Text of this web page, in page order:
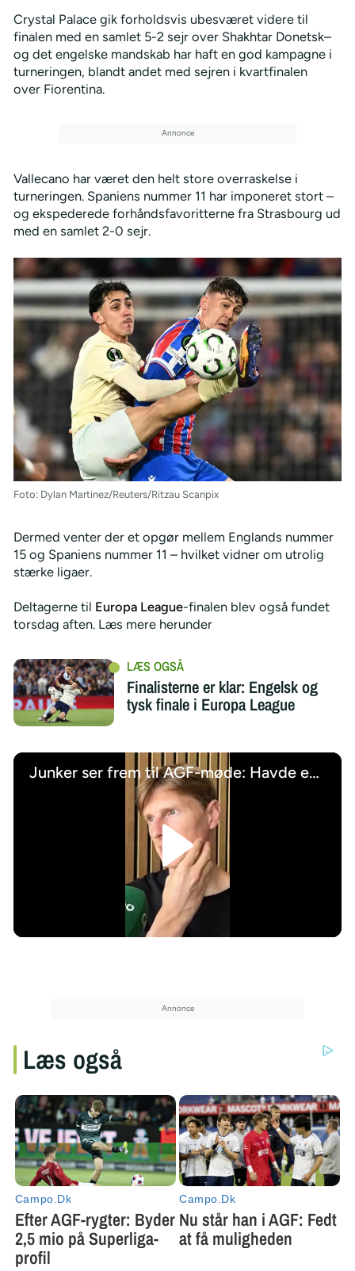
Crystal Palace gik forholdsvis ubesværet videre til
finalen med en samlet 5-2 sejr over Shakhtar Donetsk–
og det engelske mandskab har haft en god kampagne i
turneringen, blandt andet med sejren i kvartfinalen
over Fiorentina.
Vallecano har været den helt store overraskelse i
turneringen. Spaniens nummer 11 har imponeret stort –
og ekspederede forhåndsfavoritterne fra Strasbourg ud
med en samlet 2-0 sejr.
Foto: Dylan Martinez/Reuters/Ritzau Scanpix
Dermed venter der et opgør mellem Englands nummer
15 og Spaniens nummer 11 – hvilket vidner om utrolig
stærke ligaer.
Deltagerne til Europa League-finalen blev også fundet
torsdag aften. Læs mere herunder
Finalisterne er klar: Engelsk og
tysk finale i Europa League
Junker ser frem til AGF-møde: Havde en sindssygt god tid
/